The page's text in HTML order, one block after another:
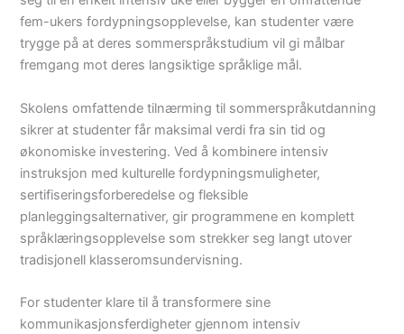
fem-ukers fordypningsopplevelse, kan studenter være
trygge på at deres sommerspråkstudium vil gi målbar
fremgang mot deres langsiktige språklige mål.
Skolens omfattende tilnærming til sommerspråkutdanning
sikrer at studenter får maksimal verdi fra sin tid og
økonomiske investering. Ved å kombinere intensiv
instruksjon med kulturelle fordypningsmuligheter,
sertifiseringsforberedelse og fleksible
planleggingsalternativer, gir programmene en komplett
språklæringsopplevelse som strekker seg langt utover
tradisjonell klasseromsundervisning.
For studenter klare til å transformere sine
kommunikasjonsferdigheter gjennom intensiv